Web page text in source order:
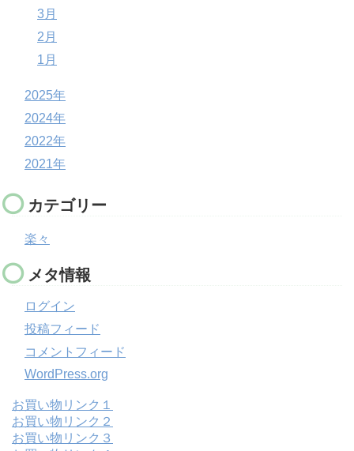
3月
2月
1月
2025年
2024年
2022年
2021年
カテゴリー
楽々
メタ情報
ログイン
投稿フィード
コメントフィード
WordPress.org
お買い物リンク１
お買い物リンク２
お買い物リンク３